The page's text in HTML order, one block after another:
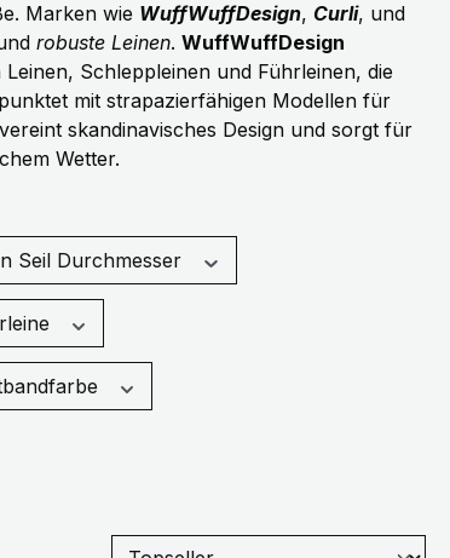
Marken wie WuffWuffDesign, Curli, und
robuste Leinen. WuffWuffDesign
Schleppleinen und Führleinen, die
punktet mit strapazierfähigen Modellen für
vereint skandinavisches Design und sorgt für
Wetter.
Seil Durchmesser